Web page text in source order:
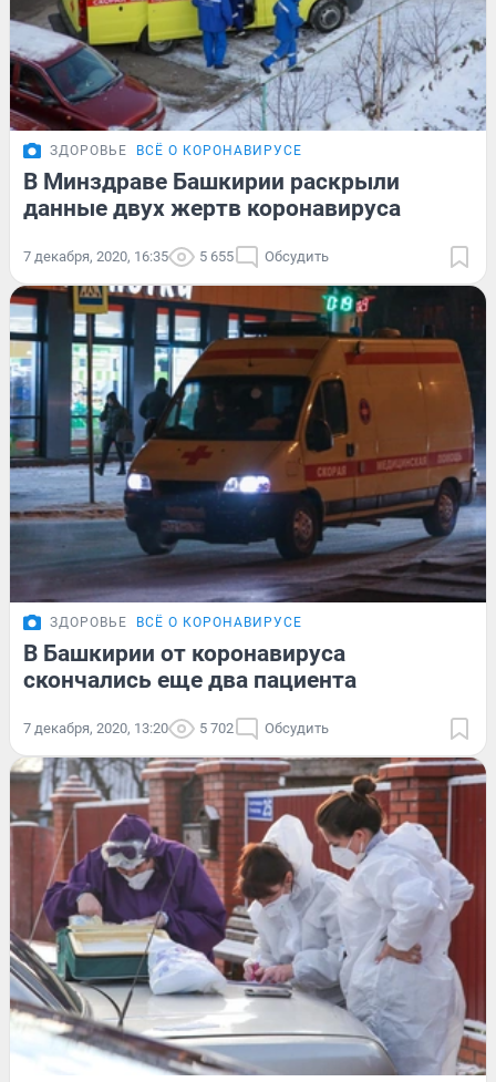
ЗДОРОВЬЕ ВСЁ О КОРОНАВИРУСЕ
В Минздраве Башкирии раскрыли
данные двух жертв коронавируса
7 декабря, 2020, 16:35 5 655 Обсудить
ЗДОРОВЬЕ ВСЁ О КОРОНАВИРУСЕ
В Башкирии от коронавируса
скончались еще два пациента
7 декабря, 2020, 13:20 5 702 Обсудить